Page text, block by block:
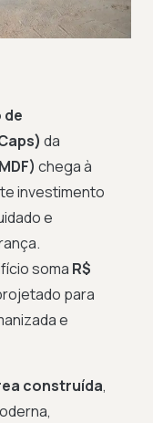
de
da
chega à
investimento
e
soma R$
para
e
construída,